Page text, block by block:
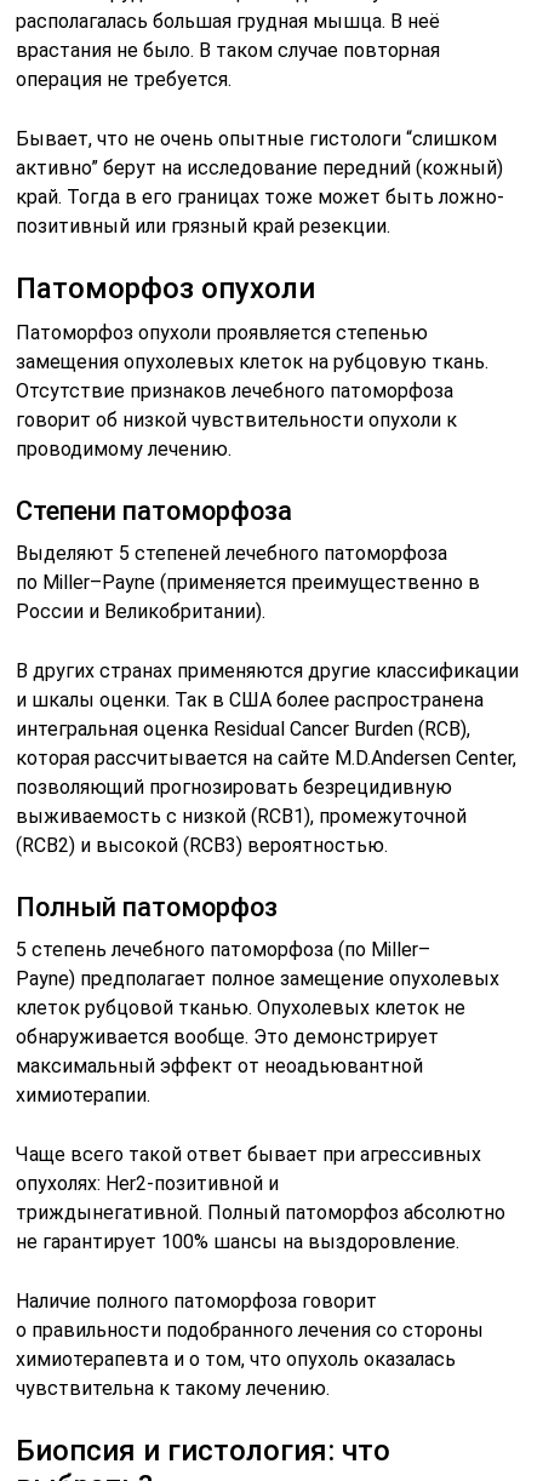
располагалась большая грудная мышца. В неё
врастания не было. В таком случае повторная
операция не требуется.
Бывает, что не очень опытные гистологи “слишком
активно” берут на исследование передний (кожный)
край. Тогда в его границах тоже может быть ложно-
позитивный или грязный край резекции.
Патоморфоз опухоли
Патоморфоз опухоли проявляется степенью
замещения опухолевых клеток на рубцовую ткань.
Отсутствие признаков лечебного патоморфоза
говорит об низкой чувствительности опухоли к
проводимому лечению.
Степени патоморфоза
Выделяют 5 степеней лечебного патоморфоза
по Miller–Payne (применяется преимущественно в
России и Великобритании).
В других странах применяются другие классификации
и шкалы оценки. Так в США более распространена
интегральная оценка Residual Cancer Burden (RCB),
которая рассчитывается на сайте M.D.Andersen Center,
позволяющий прогнозировать безрецидивную
выживаемость с низкой (RCB1), промежуточной
(RCB2) и высокой (RCB3) вероятностью.
Полный патоморфоз
5 степень лечебного патоморфоза (по Miller–
Payne) предполагает полное замещение опухолевых
клеток рубцовой тканью. Опухолевых клеток не
обнаруживается вообще. Это демонстрирует
максимальный эффект от неоадьювантной
химиотерапии.
Чаще всего такой ответ бывает при агрессивных
опухолях: Her2-позитивной и
триждынегативной. Полный патоморфоз абсолютно
не гарантирует 100% шансы на выздоровление.
Наличие полного патоморфоза говорит
о правильности подобранного лечения со стороны
химиотерапевта и о том, что опухоль оказалась
чувствительна к такому лечению.
Биопсия и гистология: что